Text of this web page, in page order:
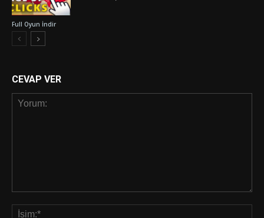
Full Oyun İndir
CEVAP VER